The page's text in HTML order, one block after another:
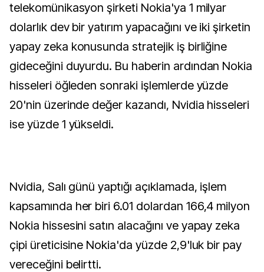
telekomünikasyon şirketi Nokia'ya 1 milyar
dolarlık dev bir yatırım yapacağını ve iki şirketin
yapay zeka konusunda stratejik iş birliğine
gideceğini duyurdu. Bu haberin ardından Nokia
hisseleri öğleden sonraki işlemlerde yüzde
20'nin üzerinde değer kazandı, Nvidia hisseleri
ise yüzde 1 yükseldi.
Nvidia, Salı günü yaptığı açıklamada, işlem
kapsamında her biri 6.01 dolardan 166,4 milyon
Nokia hissesini satın alacağını ve yapay zeka
çipi üreticisine Nokia'da yüzde 2,9'luk bir pay
vereceğini belirtti.